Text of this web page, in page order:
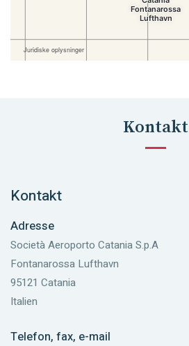
Kontakt
Kontakt
Adresse
Società Aeroporto Catania S.p.A
Fontanarossa Lufthavn
95121 Catania
Italien
Telefon, fax, e-mail